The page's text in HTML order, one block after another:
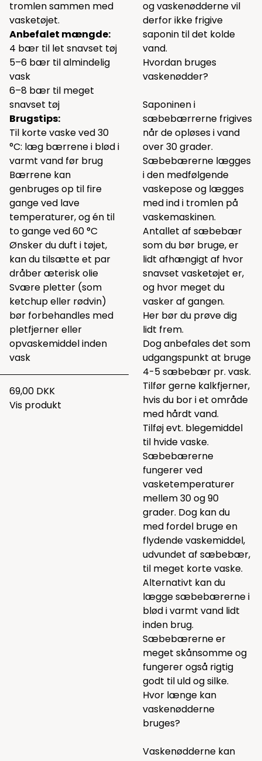
tromlen sammen med
vasketøjet.
Anbefalet mængde:
4 bær til let snavset tøj
5–6 bær til almindelig
vask
6–8 bær til meget
snavset tøj
Brugstips:
Til korte vaske ved 30
°C: læg bærrene i blød i
varmt vand før brug
Bærrene kan
genbruges op til fire
gange ved lave
temperaturer, og én til
to gange ved 60 °C
Ønsker du duft i tøjet,
kan du tilsætte et par
dråber æterisk olie
Svære pletter (som
ketchup eller rødvin)
bør forbehandles med
pletfjerner eller
opvaskemiddel inden
vask
69,00 DKK
Vis produkt
og vaskenødderne vil
derfor ikke frigive
saponin til det kolde
vand.
Hvordan bruges
vaskenødder?
Saponinen i
sæbebærrerne frigives
når de opløses i vand
over 30 grader.
Sæbebærerne lægges
i den medfølgende
vaskepose og lægges
med ind i tromlen på
vaskemaskinen.
Antallet af sæbebær
som du bør bruge, er
lidt afhængigt af hvor
snavset vasketøjet er,
og hvor meget du
vasker af gangen.
Her bør du prøve dig
lidt frem.
Dog anbefales det som
udgangspunkt at bruge
4-5 sæbebær pr. vask.
Tilfør gerne kalkfjerner,
hvis du bor i et område
med hårdt vand.
Tilføj evt. blegemiddel
til hvide vaske.
Sæbebærerne
fungerer ved
vasketemperaturer
mellem 30 og 90
grader. Dog kan du
med fordel bruge en
flydende vaskemiddel,
udvundet af sæbebær,
til meget korte vaske.
Alternativt kan du
lægge sæbebærerne i
blød i varmt vand lidt
inden brug.
Sæbebærerne er
meget skånsomme og
fungerer også rigtig
godt til uld og silke.
Hvor længe kan
vaskenødderne
bruges?
Vaskenødderne kan